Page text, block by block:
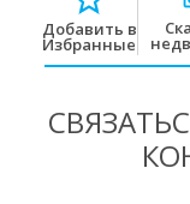
Добавить в
Избранные